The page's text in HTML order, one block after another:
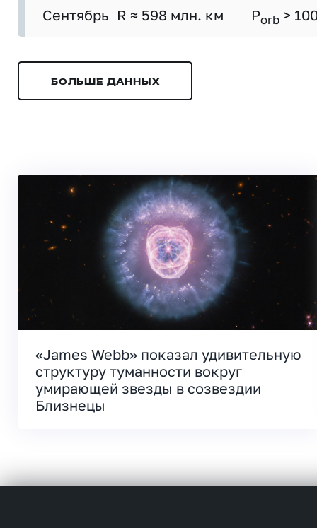
Сентябрь R ≈ 598 млн. км Porb >
БОЛЬШЕ ДАННЫХ
«James Webb» показал удивительную
структуру туманности вокруг
умирающей звезды в созвездии
Близнецы